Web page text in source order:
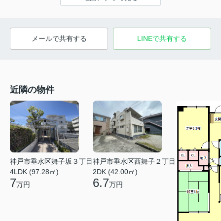
メールで共有する LINEで共有する
近隣の物件
神戸市垂水区舞子坂３丁目
4LDK (97.28㎡)
7万円
神戸市垂水区西舞子２丁目
2DK (42.00㎡)
6.7万円